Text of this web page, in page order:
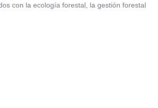
con la ecología forestal, la gestión forestal